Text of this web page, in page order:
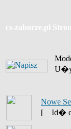
cs-zaborze.pl
Nowe
[
Id�